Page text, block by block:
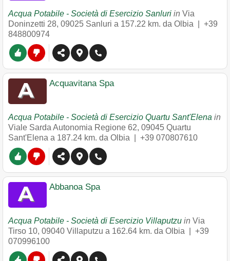
Acqua Potabile - Società di Esercizio Sanluri in Via
Doninzetti 28, 09025 Sanluri a 157.22 km. da Olbia | +39
848800974
Acquavitana Spa
Acqua Potabile - Società di Esercizio Quartu Sant'Elena in
Viale Sarda Autonomia Regione 62, 09045 Quartu
Sant'Elena a 187.24 km. da Olbia | +39 070807610
Abbanoa Spa
Acqua Potabile - Società di Esercizio Villaputzu in Via
Tirso 10, 09040 Villaputzu a 162.64 km. da Olbia | +39
070996100